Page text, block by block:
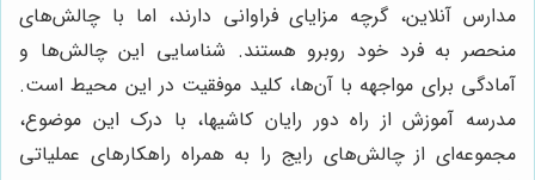
مدارس آنلاین، گرچه مزایای فراوانی دارند، اما با چالش‌های
منحصر به فرد خود روبرو هستند. شناسایی این چالش‌ها و
آمادگی برای مواجهه با آن‌ها، کلید موفقیت در این محیط است.
مدرسه آموزش از راه دور رایان کاشیها، با درک این موضوع،
مجموعه‌ای از چالش‌های رایج را به همراه راهکارهای عملیاتی